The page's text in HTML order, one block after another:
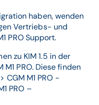
haben, wenden
Vertriebs- und
PRO Support.
zu KIM 1.5 in der
PRO. Diese finden
CGM M1 PRO -
PRO –